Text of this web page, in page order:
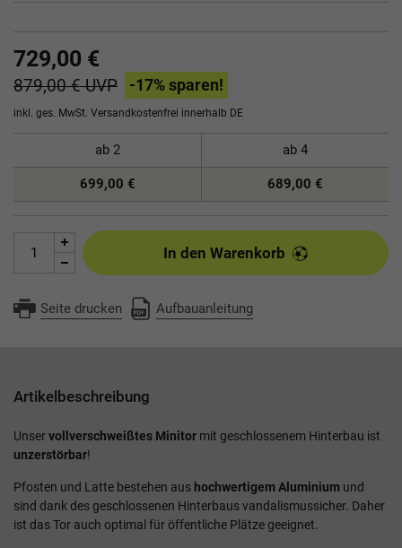
729,00 €
879,00 €UVP -17% sparen!
inkl. ges. MwSt. Versandkostenfrei innerhalb DE
ab 2 ab 4
699,00 € 689,00 €
In den Warenkorb
Seite drucken Aufbauanleitung
Artikelbeschreibung
Unservollverschweißtes Minitor mit geschlossenem Hinterbau ist
unzerstörbar!
Pfosten und Latte bestehen aus hochwertigem Aluminium und
sind dank des geschlossenen Hinterbaus vandalismussicher. Daher
ist das Tor auch optimal für öffentliche Plätze geeignet.